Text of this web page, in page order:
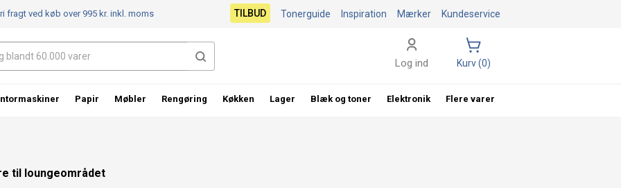
til loungeområdet
fragt ved køb over 995 kr.inkl. moms Kundeservice
Mærker
Inspiration
Tonerguide
TILBUD
Log ind Kurv (0)
Papir Møbler Rengøring Køkken Lager Blæk og toner Elektronik Flere varer